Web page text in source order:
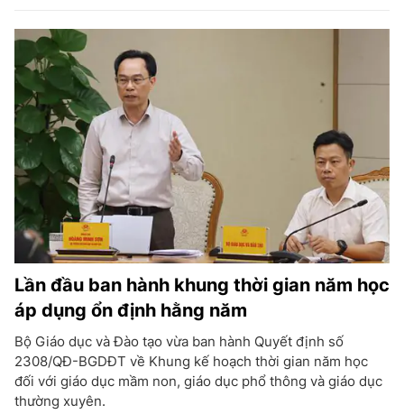
Lần đầu ban hành khung thời gian năm học
áp dụng ổn định hằng năm
Bộ Giáo dục và Đào tạo vừa ban hành Quyết định số
2308/QĐ-BGDĐT về Khung kế hoạch thời gian năm học
đối với giáo dục mầm non, giáo dục phổ thông và giáo dục
thường xuyên.